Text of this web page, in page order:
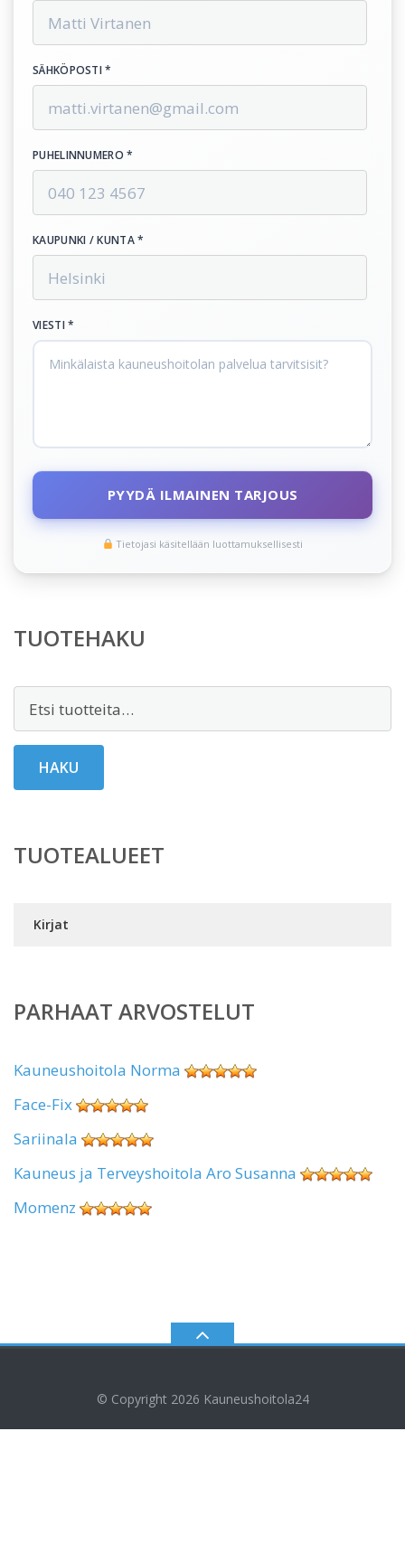
SÄHKÖPOSTI *
PUHELINNUMERO *
KAUPUNKI / KUNTA *
VIESTI *
PYYDÄ ILMAINEN TARJOUS
Tietojasi käsitellään luottamuksellisesti
TUOTEHAKU
HAKU
TUOTEALUEET
Kirjat
PARHAAT ARVOSTELUT
Kauneushoitola Norma
Face-Fix
Sariinala
Kauneus ja Terveyshoitola Aro Susanna
Momenz
© Copyright 2026 Kauneushoitola24